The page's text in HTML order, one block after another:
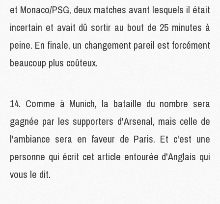
et Monaco/PSG, deux matches avant lesquels il était
incertain et avait dû sortir au bout de 25 minutes à
peine. En finale, un changement pareil est forcément
beaucoup plus coûteux.
14. Comme à Munich, la bataille du nombre sera
gagnée par les supporters d'Arsenal, mais celle de
l'ambiance sera en faveur de Paris. Et c'est une
personne qui écrit cet article entourée d'Anglais qui
vous le dit.